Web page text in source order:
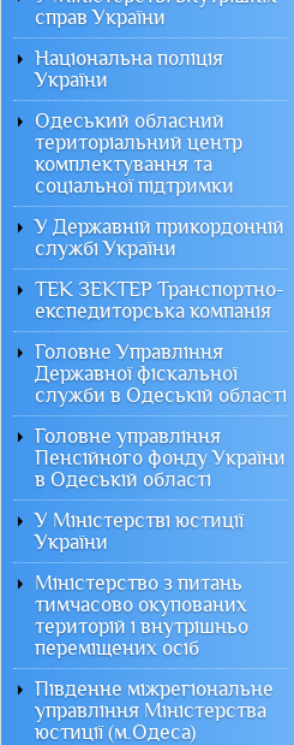
справ України
Національна поліція
України
Одеський обласний
територіальний центр
комплектування та
соціальної підтримки
У Державній прикордонній
службі України
ТЕК ЗЕКТЕР Транспортно-
експедиторська компанія
Головне Управління
Державної фіскальної
служби в Одеській області
Головне управління
Пенсійного фонду України
в Одеській області
У Міністерстві юстиції
України
Міністерство з питань
тимчасово окупованих
територій і внутрішньо
переміщених осіб
Південне міжрегіональне
управління Міністерства
юстиції (м.Одеса)